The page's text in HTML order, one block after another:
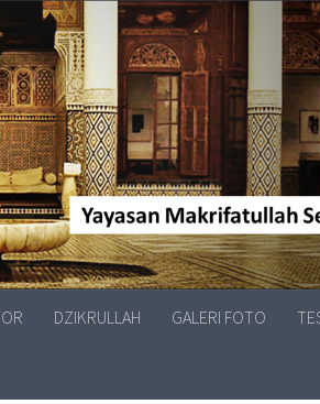
DZIKRULLAH GALERI FOTO